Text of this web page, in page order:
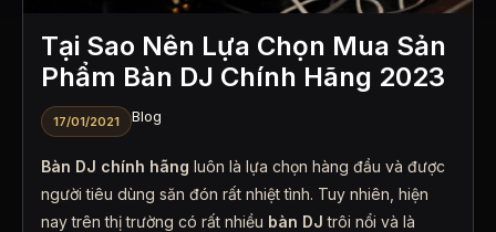
Tại Sao Nên Lựa Chọn Mua Sản
Phẩm Bàn DJ Chính Hãng 2023
17/01/2021 Blog
Bàn DJ chính hãng luôn là lựa chọn hàng đầu và được
người tiêu dùng săn đón rất nhiệt tình. Tuy nhiên, hiện
nay trên thị trường có rất nhiều bàn DJ trôi nổi và là